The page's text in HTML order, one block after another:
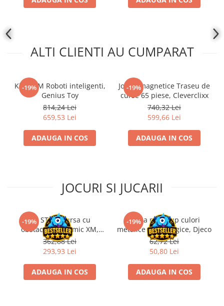
ALTI CLIENTI AU CUMPARAT
-19%
Kit STEM Roboti inteligenti,
Genius Toy
814,24 Lei
659,53 Lei
ADAUGA IN COS
-19%
Jocuri magnetice Traseu de
curse 65 piese, Cleverclixx
740,32 Lei
599,66 Lei
ADAUGA IN COS
JOCURI SI JUCARII
-19%Kit STEM Cursa cu
obstacole Dynamic XM,
Fischertechnik
362,88 Lei
293,93 Lei
ADAUGA IN COS
-19%
Trusa make-up culori
metalice non alergice, Djeco
62,72 Lei
50,80 Lei
ADAUGA IN COS